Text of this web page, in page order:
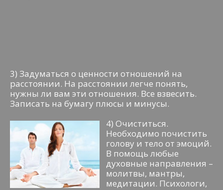
3) Задуматься о ценности отношений на
расстоянии. На расстоянии легче понять,
нужны ли вам эти отношения. Все взвесить.
Записать на бумагу плюсы и минусы.
4) Очиститься.
Необходимо почистить
голову и тело от эмоций.
В помощь любые
духовные направления –
молитвы, мантры,
медитации. Психологи,